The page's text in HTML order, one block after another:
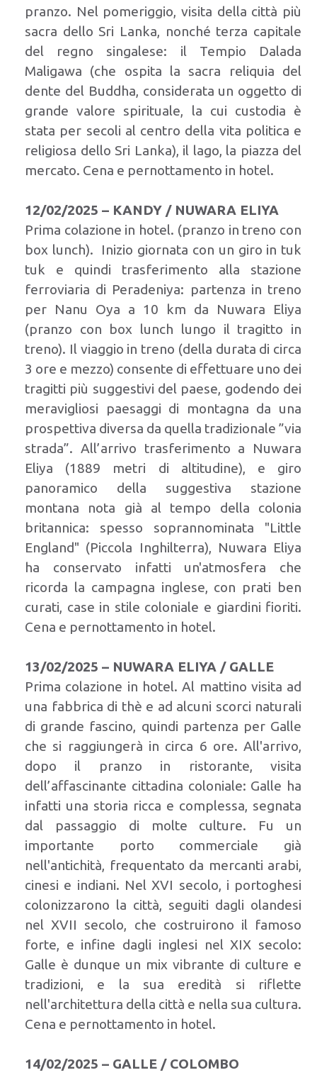
pranzo. Nel pomeriggio, visita della città più
sacra dello Sri Lanka, nonché terza capitale
del regno singalese: il Tempio Dalada
Maligawa (che ospita la sacra reliquia del
dente del Buddha, considerata un oggetto di
grande valore spirituale, la cui custodia è
stata per secoli al centro della vita politica e
religiosa dello Sri Lanka), il lago, la piazza del
mercato. Cena e pernottamento in hotel.
12/02/2025 – KANDY / NUWARA ELIYA
Prima colazione in hotel. (pranzo in treno con
box lunch). Inizio giornata con un giro in tuk
tuk e quindi trasferimento alla stazione
ferroviaria di Peradeniya: partenza in treno
per Nanu Oya a 10 km da Nuwara Eliya
(pranzo con box lunch lungo il tragitto in
treno). Il viaggio in treno (della durata di circa
3 ore e mezzo) consente di effettuare uno dei
tragitti più suggestivi del paese, godendo dei
meravigliosi paesaggi di montagna da una
prospettiva diversa da quella tradizionale ”via
strada”. All’arrivo trasferimento a Nuwara
Eliya (1889 metri di altitudine), e giro
panoramico della suggestiva stazione
montana nota già al tempo della colonia
britannica: spesso soprannominata "Little
England" (Piccola Inghilterra), Nuwara Eliya
ha conservato infatti un'atmosfera che
ricorda la campagna inglese, con prati ben
curati, case in stile coloniale e giardini fioriti.
Cena e pernottamento in hotel.
13/02/2025 – NUWARA ELIYA / GALLE
Prima colazione in hotel. Al mattino visita ad
una fabbrica di thè e ad alcuni scorci naturali
di grande fascino, quindi partenza per Galle
che si raggiungerà in circa 6 ore. All'arrivo,
dopo il pranzo in ristorante, visita
dell’affascinante cittadina coloniale: Galle ha
infatti una storia ricca e complessa, segnata
dal passaggio di molte culture. Fu un
importante porto commerciale già
nell'antichità, frequentato da mercanti arabi,
cinesi e indiani. Nel XVI secolo, i portoghesi
colonizzarono la città, seguiti dagli olandesi
nel XVII secolo, che costruirono il famoso
forte, e infine dagli inglesi nel XIX secolo:
Galle è dunque un mix vibrante di culture e
tradizioni, e la sua eredità si riflette
nell'architettura della città e nella sua cultura.
Cena e pernottamento in hotel.
14/02/2025 – GALLE / COLOMBO